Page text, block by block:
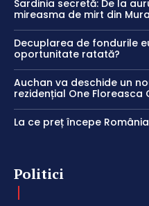
Sardinia secretă: De la
mireasma de mirt din
Decuplarea de fondurile
oportunitate ratată?
Auchan va deschide un
rezidențial One Floreasca
La ce preț începe
Politici